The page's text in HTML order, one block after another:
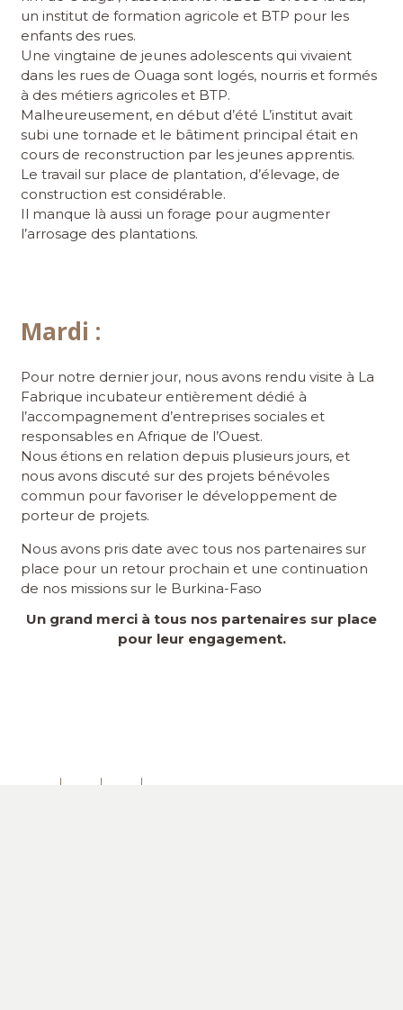
un institut de formation agricole et BTP pour les
enfants des rues.
Une vingtaine de jeunes adolescents qui vivaient
dans les rues de Ouaga sont logés, nourris et formés
à des métiers agricoles et BTP.
Malheureusement, en début d’été L’institut avait
subi une tornade et le bâtiment principal était en
cours de reconstruction par les jeunes apprentis.
Le travail sur place de plantation, d’élevage, de
construction est considérable.
Il manque là aussi un forage pour augmenter
l’arrosage des plantations.
Mardi :
Pour notre dernier jour, nous avons rendu visite à La
Fabrique incubateur entièrement dédié à
l’accompagnement d’entreprises sociales et
responsables en Afrique de l’Ouest.
Nous étions en relation depuis plusieurs jours, et
nous avons discuté sur des projets bénévoles
commun pour favoriser le développement de
porteur de projets.
Nous avons pris date avec tous nos partenaires sur
place pour un retour prochain et une continuation
de nos missions sur le Burkina-Faso
Un grand merci à tous nos partenaires sur place
pour leur engagement.